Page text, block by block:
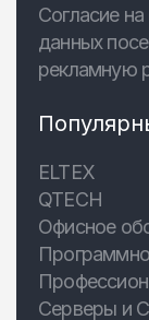
Согласие
данных
рекламную
ELTEX
QTECH
Офисное
Серверы и